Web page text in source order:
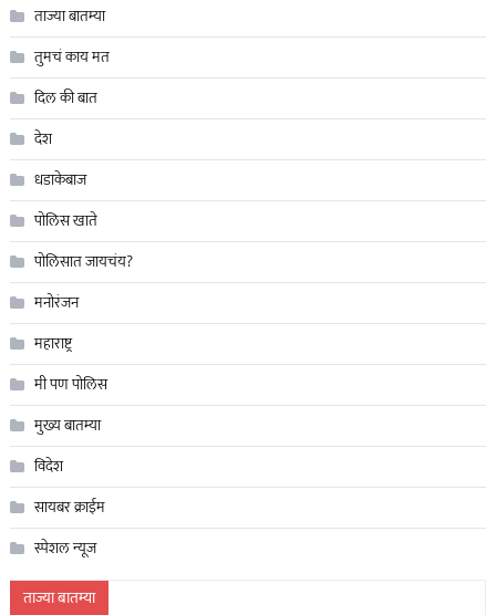
ताज्या बातम्या
तुमचं काय मत
दिल की बात
देश
धडाकेबाज
पोलिस खाते
पोलिसात जायचंय?
मनोरंजन
महाराष्ट्र
मी पण पोलिस
मुख्य बातम्या
विदेश
सायबर क्राईम
स्पेशल न्यूज
ताज्या बातम्या